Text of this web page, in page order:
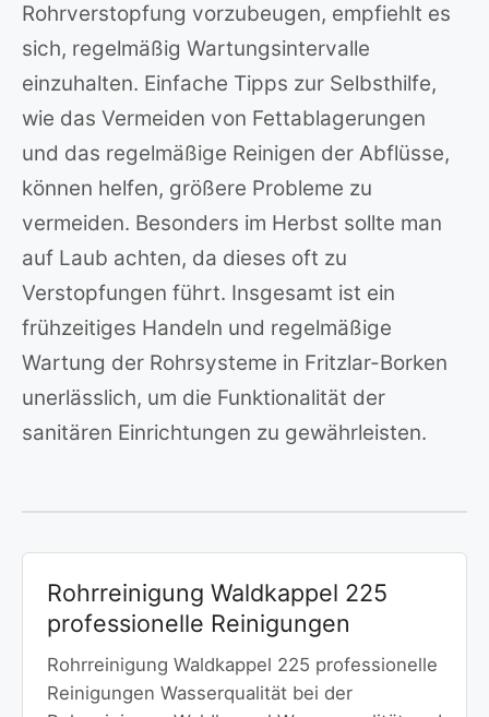
Rohrverstopfung vorzubeugen, empfiehlt es
sich, regelmäßig Wartungsintervalle
einzuhalten. Einfache Tipps zur Selbsthilfe,
wie das Vermeiden von Fettablagerungen
und das regelmäßige Reinigen der Abflüsse,
können helfen, größere Probleme zu
vermeiden. Besonders im Herbst sollte man
auf Laub achten, da dieses oft zu
Verstopfungen führt. Insgesamt ist ein
frühzeitiges Handeln und regelmäßige
Wartung der Rohrsysteme in Fritzlar-Borken
unerlässlich, um die Funktionalität der
sanitären Einrichtungen zu gewährleisten.
Rohrreinigung Waldkappel 225
professionelle Reinigungen
Rohrreinigung Waldkappel 225 professionelle
Reinigungen Wasserqualität bei der